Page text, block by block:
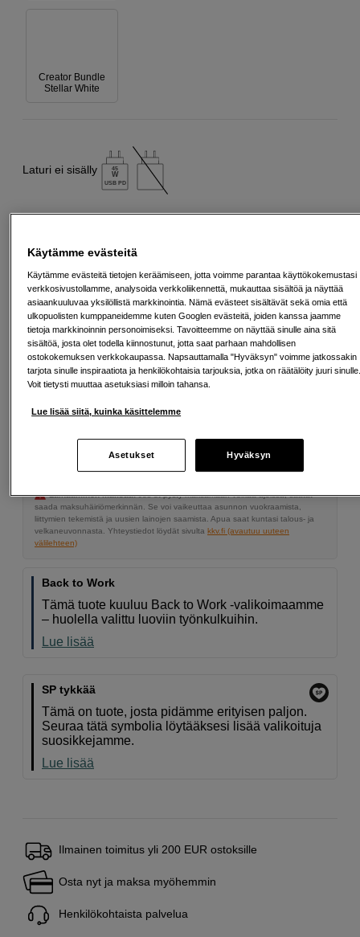
Creator Bundle
Stellar White
Laturi ei sisälly 45
W
USB PD
989 EUR
Määrä
Lisää ostoskoriin
Maksa Svea-erämaksulla
Esimerkki: 36 kk, 36 EUR/kk, yhteensä 1 301 EUR, todellinen vuosikorko
Lainaaminen maksaa! Jos et pysty maksamaan velkaa ajoissa, saatat
saada maksuhäiriömerkinnän. Se voi vaikeuttaa asunnon vuokraamista,
liittymien tekemistä ja uusien lainojen saamista. Apua saat kuntasi talous- ja
velkaneuvonnasta. Yhteystiedot löydät sivulta kkv.fi (avautuu uuteen
välilehteen)
Back to Work
Tämä tuote kuuluu Back to Work -valikoimaamme
– huolella valittu luoviin työnkulkuihin.
Lue lisää
SP tykkää
Tämä on tuote, josta pidämme erityisen paljon.
Seuraa tätä symbolia löytääksesi lisää valikoituja
suosikkejamme.
Lue lisää
Ilmainen toimitus yli 200 EUR ostoksille
Osta nyt ja maksa myöhemmin
Henkilökohtaista palvelua
Käytämme evästeitä
Käytämme evästeitä tietojen keräämiseen, jotta voimme parantaa käyttökokemustasi
verkkosivustollamme, analysoida verkkoliikennettä, mukauttaa sisältöä ja näyttää
asiaankuuluvaa yksilöllistä markkinointia. Nämä evästeet sisältävät sekä omia että
ulkopuolisten kumppaneidemme kuten Googlen evästeitä, joiden kanssa jaamme
tietoja markkinoinnin personoimiseksi. Tavoitteemme on näyttää sinulle aina sitä
sisältöä, josta olet todella kiinnostunut, jotta saat parhaan mahdollisen
ostokokemuksen verkkokaupassa. Napsauttamalla "Hyväksyn" voimme jatkossakin
tarjota sinulle inspiraatiota ja henkilökohtaisia tarjouksia, jotka on räätälöity juuri
Voit tietysti muuttaa asetuksiasi milloin tahansa.
Lue lisää siitä, kuinka käsittelemme
Asetukset Hyväksyn